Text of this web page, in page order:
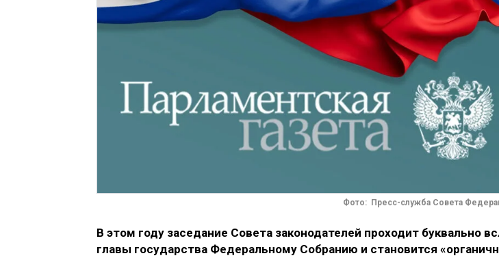
Фото: Пресс-служба Совета
В этом году заседание Совета законодателей проходит буквально
главы государства Федеральному Собранию и становится